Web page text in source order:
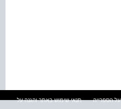
על הספרייה
תנאי שימוש באתר והגנה על